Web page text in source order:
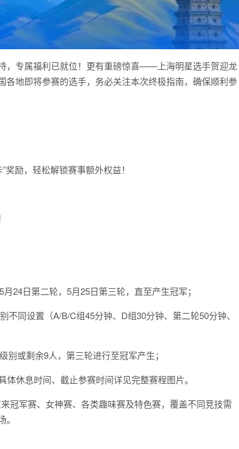
，专属福利已就位！更有重磅惊喜——上海明星选手贺迎龙
地即将参赛的选手，务必关注本次终极指南，确保顺利参
励，轻松解锁赛事额外权益！
24日第二轮，5月25日第三轮，直至产生冠军；
同设置（A/B/C组45分钟、D组30分钟、第二轮50分钟、
或剩余9人，第三轮进行至冠军产生；
休息时间、截止参赛时间详见完整赛程图片。
冠军赛、女神赛、各类趣味赛及特色赛，覆盖不同竞技需